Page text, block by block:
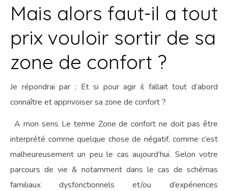
Mais alors faut-il a tout
prix vouloir sortir de sa
zone de confort ?
Je répondrai par : Et si pour agir il fallait tout d’abord
connaître et apprivoiser sa zone de confort ?
A mon sens Le terme Zone de confort ne doit pas être
interprété comme quelque chose de négatif, comme c’est
malheureusement un peu le cas aujourd’hui. Selon votre
parcours de vie & notamment dans le cas de schémas
familiaux dysfonctionnels et/ou d’expériences